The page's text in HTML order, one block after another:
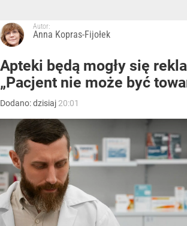
Autor:
Anna Kopras-Fijołek
Apteki będą mogły się
„Pacjent nie może być
Dodano:dzisiaj 20:01